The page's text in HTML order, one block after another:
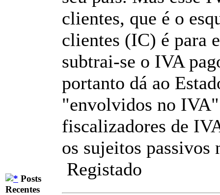
Posts
Recentes
clientes, que é o
clientes (IC) é para
subtrai-se o IVA
portanto dá ao
"envolvidos no IVA"
fiscalizadores de
os sujeitos passivos
Registado